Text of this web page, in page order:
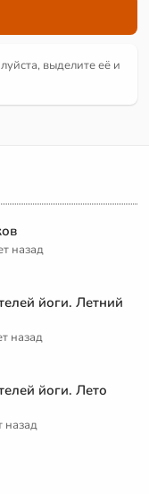
выделите её и
назад
йоги. Летний
назад
йоги. Лето
назад